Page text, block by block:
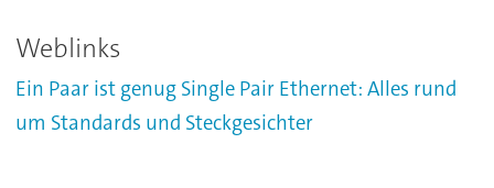
Weblinks
Ein Paar ist genug Single Pair Ethernet: Alles rund
um Standards und Steckgesichter